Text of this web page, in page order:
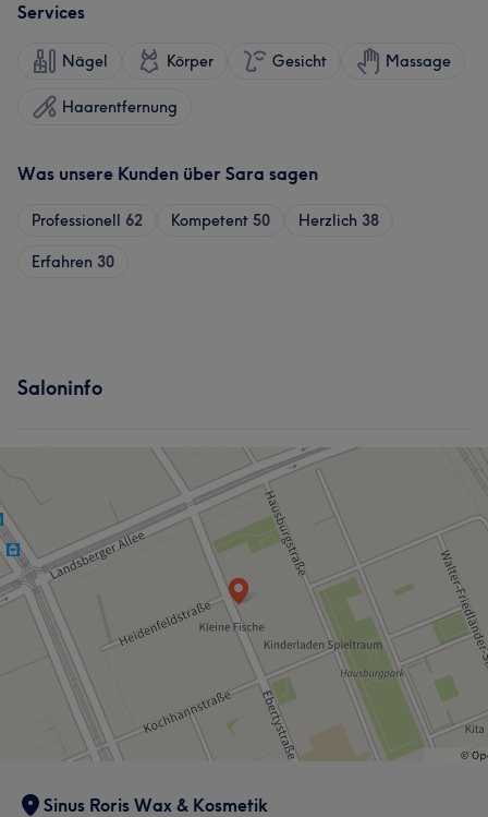
Services
Nägel Körper Gesicht Massage
Haarentfernung
Was unsere Kunden über Sara sagen
Professionell 62 Kompetent 50 Herzlich 38
Erfahren 30
Saloninfo
Sinus Roris Wax & Kosmetik